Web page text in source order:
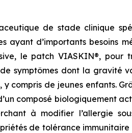
de stade clinique
ayant d’importants besoins
le patch VIASKIN®,
symptômes dont la gravité
compris de jeunes enfants.
composé biologiquement
à modifier l’allergie
de tolérance